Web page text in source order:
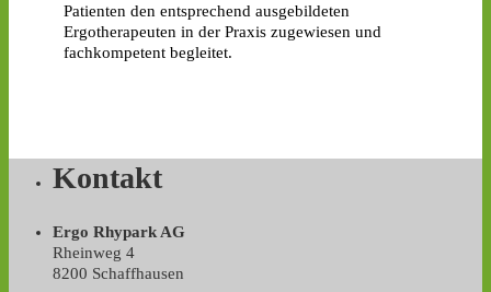
Patienten den entsprechend ausgebildeten
Ergotherapeuten in der Praxis zugewiesen und
fachkompetent begleitet.
Kontakt
Ergo Rhypark AG
Rheinweg 4
8200 Schaffhausen